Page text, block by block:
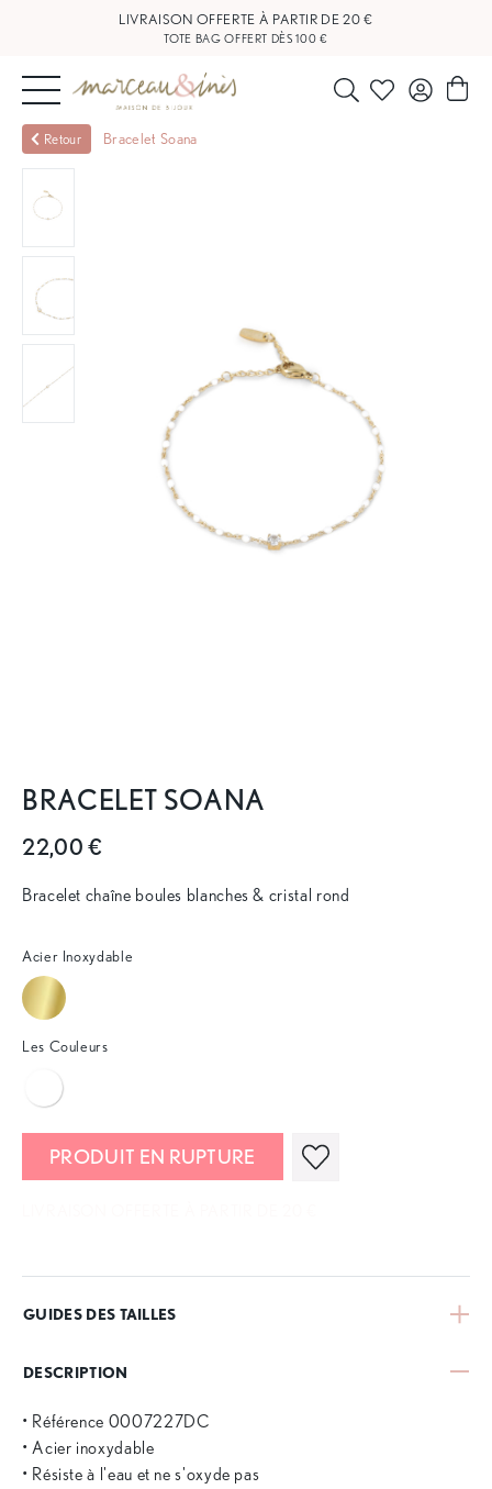
LIVRAISON OFFERTE À PARTIR DE 20 €
TOTE BAG OFFERT DÈS 100 €
NOUVEAUTÉS
OUTLET
BLOG
NOS
Retour Bracelet Soana
BRACELET SOANA
22,00 €
Bracelet chaîne boules blanches & cristal rond
Acier Inoxydable
Les Couleurs
PRODUIT EN RUPTURE
GUIDES DES TAILLES
DESCRIPTION
• Référence 0007227DC
• Acier inoxydable
• Résiste à l'eau et ne s'oxyde pas